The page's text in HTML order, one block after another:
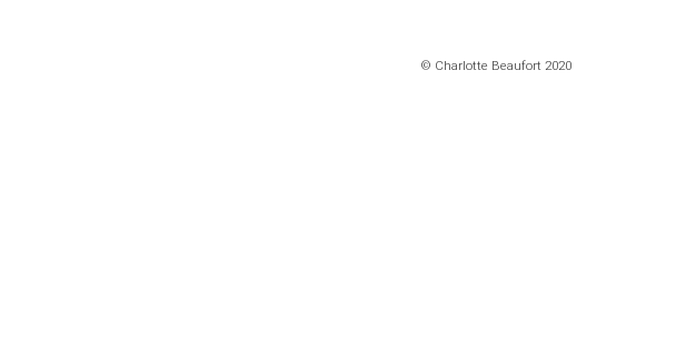
© Charlotte Beaufort 2020